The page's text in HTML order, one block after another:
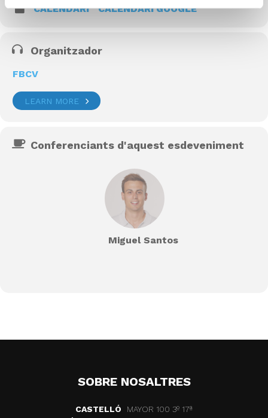
CALENDARI CALENDARI GOOGLE
Organitzador
FBCV
LEARN MORE
Conferenciants d'aquest esdeveniment
Miguel Santos
SOBRE NOSALTRES
CASTELLÓ
MAYOR 100 3º 17ª